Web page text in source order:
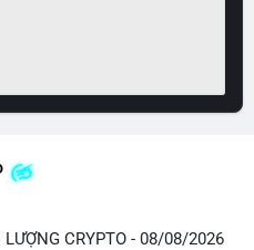
CRYPTO - 08/08/2026